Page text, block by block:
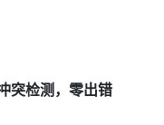
突检测，零出错